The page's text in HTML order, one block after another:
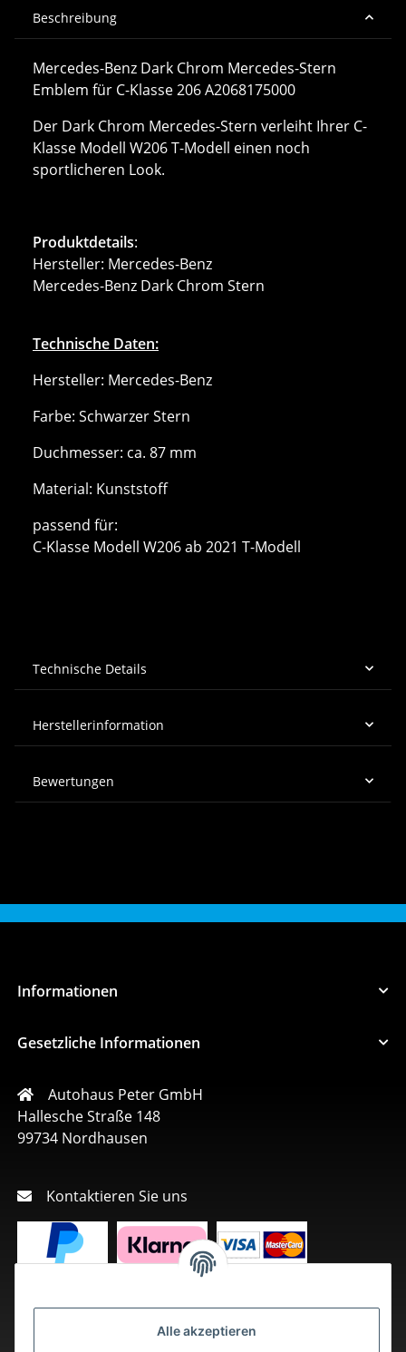
Alle akzeptieren
Beschreibung
Mercedes-Benz Dark Chrom Mercedes-Stern
Emblem für C-Klasse 206 A2068175000
Der Dark Chrom Mercedes-Stern verleiht Ihrer C-
Klasse Modell W206 T-Modell einen noch
sportlicheren Look.
Produktdetails:
Hersteller: Mercedes-Benz
Mercedes-Benz Dark Chrom Stern
Technische Daten:
Hersteller: Mercedes-Benz
Farbe: Schwarzer Stern
Duchmesser: ca. 87 mm
Material: Kunststoff
passend für:
C-Klasse Modell W206 ab 2021 T-Modell
Technische Details
Herstellerinformation
Bewertungen
Informationen
Gesetzliche Informationen
Autohaus Peter GmbH
Hallesche Straße 148
99734 Nordhausen
Kontaktieren Sie uns